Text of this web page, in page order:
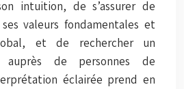
intuition, de s’assurer de
valeurs fondamentales et
et de rechercher un
auprès de personnes de
éclairée prend en